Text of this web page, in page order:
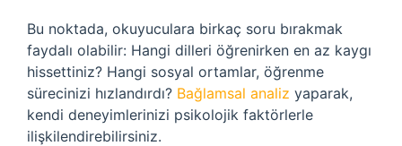
Bu noktada, okuyuculara birkaç soru bırakmak
faydalı olabilir: Hangi dilleri öğrenirken en az kaygı
hissettiniz? Hangi sosyal ortamlar, öğrenme
sürecinizi hızlandırdı? Bağlamsal analiz yaparak,
kendi deneyimlerinizi psikolojik faktörlerle
ilişkilendirebilirsiniz.